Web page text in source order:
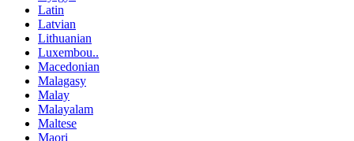
Latin
Latvian
Lithuanian
Luxembou..
Macedonian
Malagasy
Malay
Malayalam
Maltese
Maori